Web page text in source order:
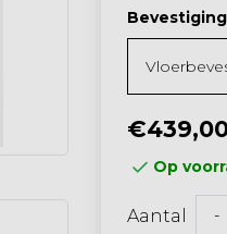
Op
Aantal -